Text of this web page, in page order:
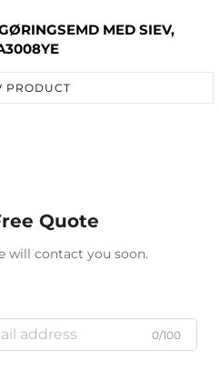
MED SIEV,
PRODUCT
Quote
will contact you soon.
0/100